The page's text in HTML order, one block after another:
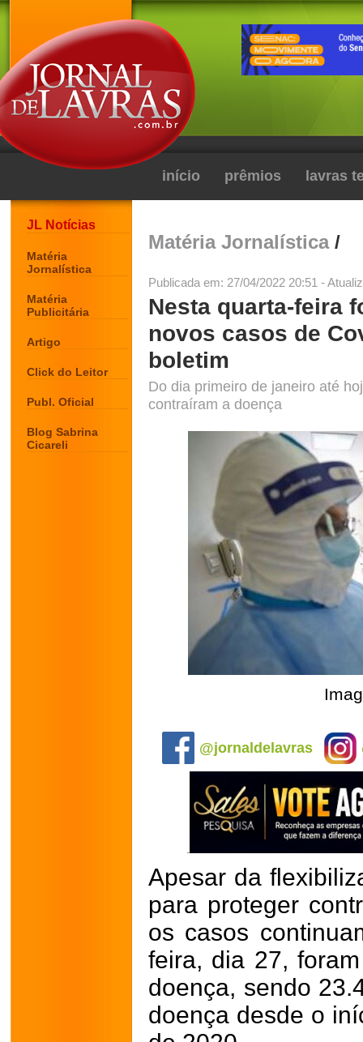
início prêmios lavras
JL Notícias
Matéria
Jornalística
Matéria
Publicitária
Artigo
Click do Leitor
Publ. Oficial
Blog Sabrina
Cicareli
Matéria Jornalística/
Publicada em: 27/04/2022 20:51 -
Nesta quarta-feira
novos casos de
boletim
Do dia primeiro de janeiro até
contraíram a doença
@jornaldelavras
Apesar da
para proteger
os casos
feira, dia 27,
doença, sendo
doença desde o